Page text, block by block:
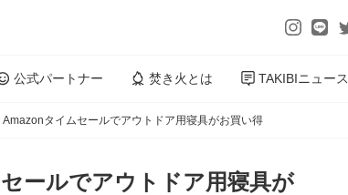
公式パートナー 焚き火とは TAKIBIニュース
Amazonタイムセールでアウトドア用寝具がお買い得
ールでアウトドア用寝具が